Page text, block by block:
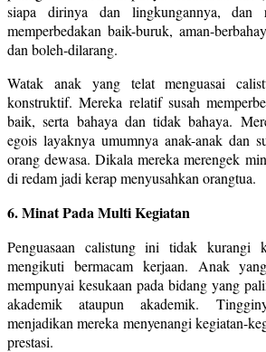
siapa dirinya dan lingkungannya, dan
memperbedakan baik-buruk, aman-
dan boleh-dilarang.
Watak anak yang telat menguasai
konstruktif. Mereka relatif susah
baik, serta bahaya dan tidak bahaya.
egois layaknya umumnya anak-anak dan
orang dewasa. Dikala mereka merengek
di redam jadi kerap menyusahkan orangtua.
6. Minat Pada Multi Kegiatan
Penguasaan calistung ini tidak kurangi
mengikuti bermacam kerjaan. Anak
mempunyai kesukaan pada bidang yang
akademik ataupun akademik.
menjadikan mereka menyenangi kegiatan-
prestasi.